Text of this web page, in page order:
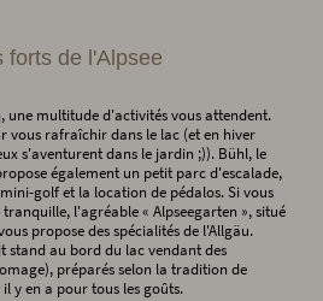
forts de l'Alpsee
une multitude d'activités vous attendent.
vous rafraîchir dans le lac (et en hiver
s'aventurent dans le jardin ;)). Bühl, le
également un petit parc d'escalade,
golf et la location de pédalos. Si vous
l'agréable « Alpseegarten », situé
propose des spécialités de l'Allgäu.
stand au bord du lac vendant des
préparés selon la tradition de
y en a pour tous les goûts.